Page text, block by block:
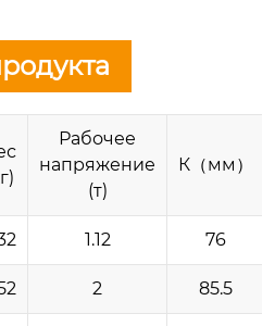
Рабочее
напряжение
(т)
К（мм）
1.12 76
2 85.5